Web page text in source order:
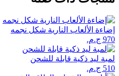
إضاءة الألعاب النارية شكل نجمه
لمبة ليد ذكية قابلة للشحن